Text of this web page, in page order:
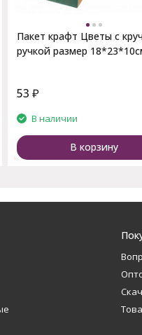
Пакет крафт Цветы с
ручкой размер
53 ₽
В наличии
В корзину